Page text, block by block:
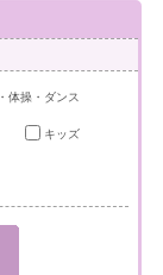
体操・ダンス
キッズ